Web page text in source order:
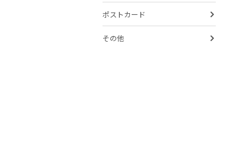
ポストカード
その他